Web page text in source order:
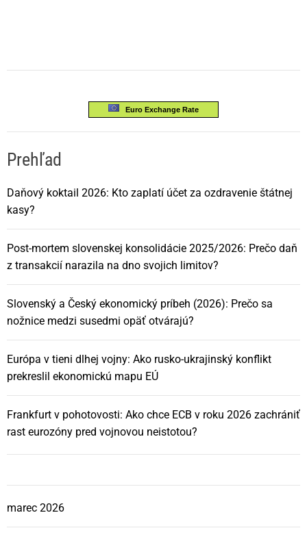
Euro Exchange Rate
Prehľad
Daňový koktail 2026: Kto zaplatí účet za ozdravenie štátnej
kasy?
Post-mortem slovenskej konsolidácie 2025/2026: Prečo daň
z transakcií narazila na dno svojich limitov?
Slovenský a Český ekonomický príbeh (2026): Prečo sa
nožnice medzi susedmi opäť otvárajú?
Európa v tieni dlhej vojny: Ako rusko-ukrajinský konflikt
prekreslil ekonomickú mapu EÚ
Frankfurt v pohotovosti: Ako chce ECB v roku 2026 zachrániť
rast eurozóny pred vojnovou neistotou?
marec 2026